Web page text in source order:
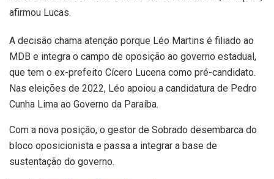
afirmou Lucas.
A decisão chama atenção porque Léo Martins é filiado ao
MDB e integra o campo de oposição ao governo estadual,
que tem o ex-prefeito Cícero Lucena como pré-candidato.
Nas eleições de 2022, Léo apoiou a candidatura de Pedro
Cunha Lima ao Governo da Paraíba.
Com a nova posição, o gestor de Sobrado desembarca do
bloco oposicionista e passa a integrar a base de
sustentação do governo.